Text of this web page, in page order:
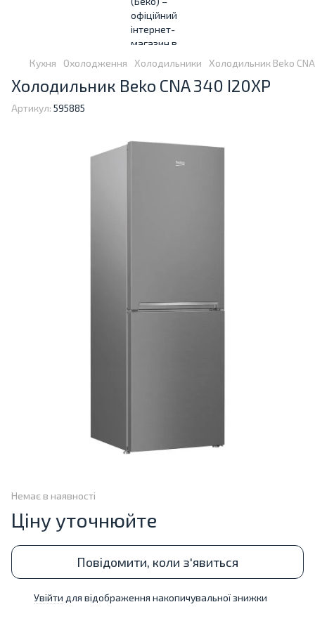
Кухня Охолодження Холодильники Холодильник Beko
Холодильник Beko CNA 340 I20XP
Артикул: 595885
Немає в наявності
Ціну уточнюйте
Повідомити, коли з'явиться
Увійти для відображення накопичувальної знижки